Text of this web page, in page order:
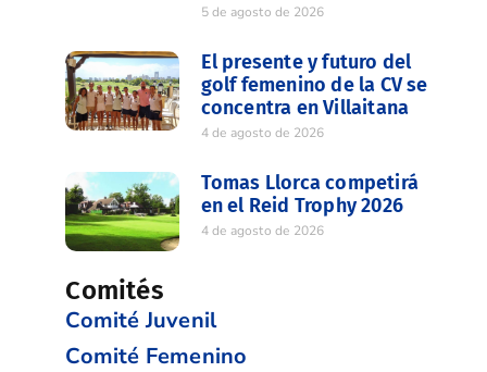
5 de agosto de 2026
El presente y futuro del
golf femenino de la CV se
concentra en Villaitana
4 de agosto de 2026
Tomas Llorca competirá
en el Reid Trophy 2026
4 de agosto de 2026
Comités
Comité Juvenil
Comité Femenino